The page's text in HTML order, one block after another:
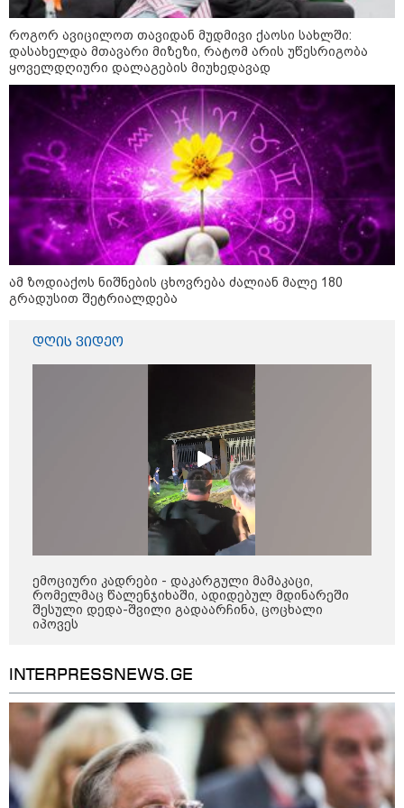
11:11 / 10-08-2026
ირანმა მოჯტაბა ხამენეის იშვიათი ვიდეო
გაავრცელა - რა ჩანს კადრებში
21:30 / 10-08-2026
ახალი სიცხის ტალღა ევროპაში
- რა პრობლემების წინაშე
დგებიან ევროპის ქვეყნები?
ტანკერიდან ნავთობი იღვრება"
19:10 / 10-08-2026
კოლუმბიაში მიწისძვრას
მსხვერპლი მოჰყვა -
განახლებული ცნობები სტიქიის
ეპიცენტრიდან
18:21 / 10-08-2026
არიან დაშავებულები (ვიდეო)
კატეგორიის ყველა სიახლე
როგორ ავიცილოთ თავიდან მუდმივი ქაოსი სახლში:
დასახელდა მთავარი მიზეზი, რატომ არის უწესრიგობა
ყოველდღიური დალაგების მიუხედავად
ამ ზოდიაქოს ნიშნების ცხოვრება ძალიან მალე 180
გრადუსით შეტრიალდება
დღის ვიდეო
ემოციური კადრები - დაკარგული მამაკაცი,
რომელმაც წალენჯიხაში, ადიდებულ მდინარეში
შესული დედა-შვილი გადაარჩინა, ცოცხალი
იპოვეს
INTERPRESSNEWS.GE